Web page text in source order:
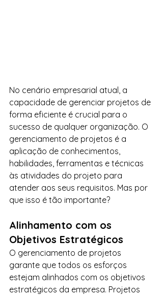
No cenário empresarial atual, a
capacidade de gerenciar projetos de
forma eficiente é crucial para o
sucesso de qualquer organização. O
gerenciamento de projetos é a
aplicação de conhecimentos,
habilidades, ferramentas e técnicas
às atividades do projeto para
atender aos seus requisitos. Mas por
que isso é tão importante?
Alinhamento com os
Objetivos Estratégicos
O gerenciamento de projetos
garante que todos os esforços
estejam alinhados com os objetivos
estratégicos da empresa. Projetos